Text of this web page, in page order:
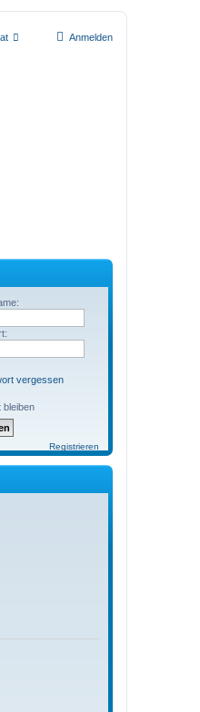
Anmelden
vergessen
bleiben
Registrieren